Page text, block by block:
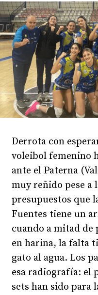
Derrota con
voleibol femenino
ante el Paterna
muy reñido pese a
presupuestos que
Fuentes tiene un
cuando a mitad
en harina, la falta
gato al agua. Los
esa radiografía: el
sets han sido para